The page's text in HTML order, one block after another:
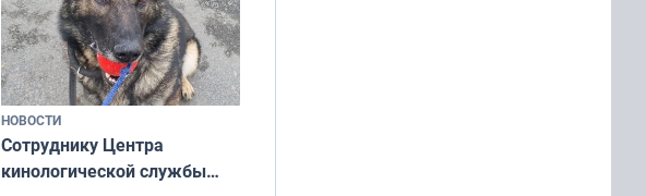
НОВОСТИ
Сотруднику Центра
кинологической службы